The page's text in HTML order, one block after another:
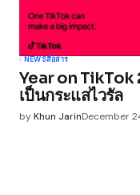
NEWSสื่อสาร
Year on TikTok
เป็นกระแสไวรัล
byKhun JarinDecember